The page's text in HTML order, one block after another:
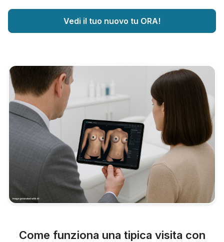
Vedi il tuo nuovo tu ORA!
Come funziona una tipica visita con